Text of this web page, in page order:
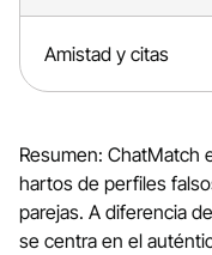
Amistad y citas
Resumen: ChatMatch
hartos de perfiles
parejas. A diferencia
se centra en el